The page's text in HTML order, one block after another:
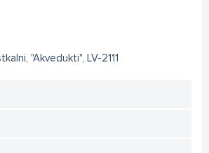
"Akvedukti", LV-2111